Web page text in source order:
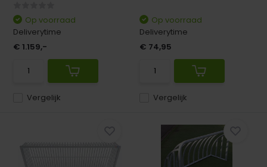
Vergelijk
Op voorraad
Deliverytime
€ 1.159,-
Vergelijk
Op voorraad
Deliverytime
€ 74,95